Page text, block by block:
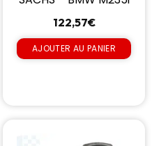
122,57€
AJOUTER AU PANIER